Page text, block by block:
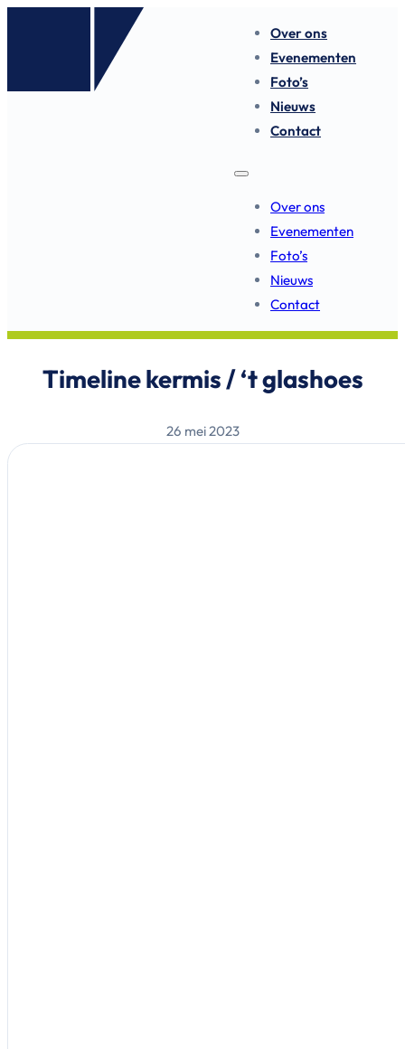
Over ons
Evenementen
Foto’s
Nieuws
Contact
Over ons
Evenementen
Foto’s
Nieuws
Contact
Timeline kermis / ‘t glashoes
26 mei 2023